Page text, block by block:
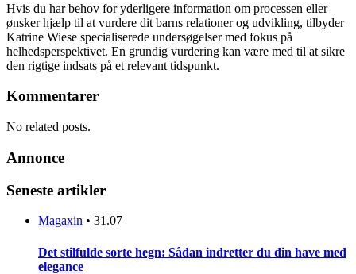
Hvis du har behov for yderligere information om processen eller
ønsker hjælp til at vurdere dit barns relationer og udvikling, tilbyder
Katrine Wiese specialiserede undersøgelser med fokus på
helhedsperspektivet. En grundig vurdering kan være med til at sikre
den rigtige indsats på et relevant tidspunkt.
Kommentarer
No related posts.
Annonce
Seneste artikler
Magaxin • 31.07
Det stilfulde sorte hegn: Sådan indretter du din have med
elegance